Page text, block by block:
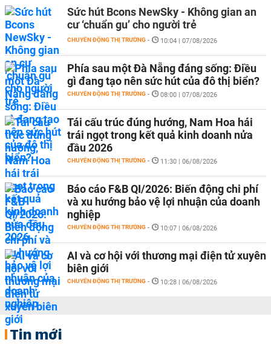
Sức hút Bcons NewSky - Không gian an
cư ‘chuẩn gu’ cho người trẻ
CHUYỂN ĐỘNG THỊ TRƯỜNG - 10:04 | 07/08/2026
Phía sau một Đà Nẵng đáng sống: Điều
gì đang tạo nên sức hút của đô thị biển?
CHUYỂN ĐỘNG THỊ TRƯỜNG - 08:00 | 07/08/2026
Tái cấu trúc đúng hướng, Nam Hoa hái
trái ngọt trong kết quả kinh doanh nửa
đầu 2026
CHUYỂN ĐỘNG THỊ TRƯỜNG - 11:30 | 06/08/2026
Báo cáo F&B QI/2026: Biến động chi phí
và xu hướng bảo vệ lợi nhuận của doanh
nghiệp
CHUYỂN ĐỘNG THỊ TRƯỜNG - 10:07 | 06/08/2026
AI và cơ hội với thương mại điện tử xuyên
biên giới
CHUYỂN ĐỘNG THỊ TRƯỜNG - 10:28 | 06/08/2026
Tin mới